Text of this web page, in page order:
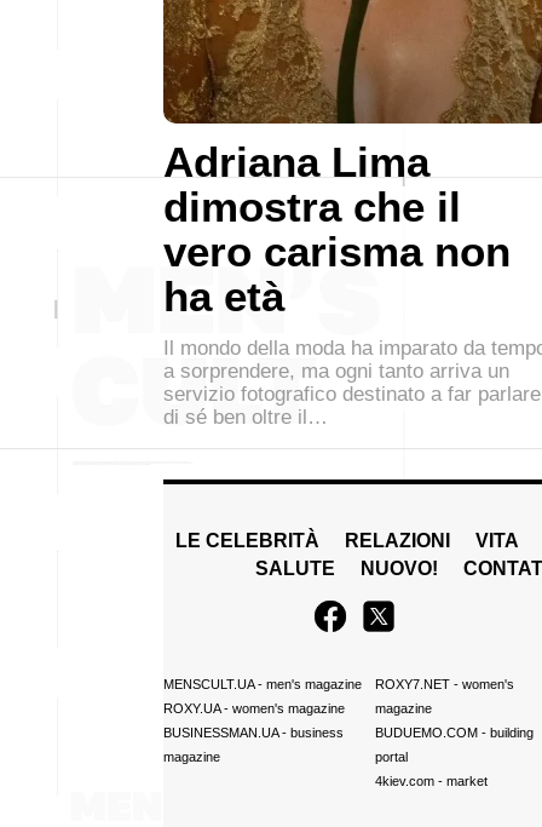
Adriana Lima
dimostra che il
vero carisma non
ha età
Il mondo della moda ha imparato da
a sorprendere, ma ogni tanto arriva un
servizio fotografico destinato a far parlare
di sé ben oltre il…
LE CELEBRITÀ RELAZIONI
VITA
SALUTE
NUOVO!
MENSCULT.UA- men's magazine
ROXY.UA- women's magazine
BUSINESSMAN.UA- business
magazine
ROXY7.NET- women's
magazine
BUDUEMO.COM- building
portal
4kiev.com- market